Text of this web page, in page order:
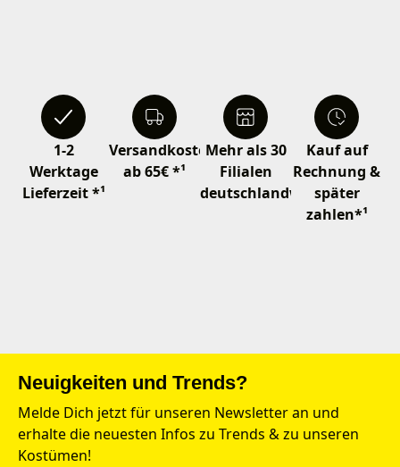
1-2
Werktage
Lieferzeit *¹
Versandkostenfrei
ab 65€ *¹
Mehr als 30
Filialen
deutschlandweit
Kauf auf
Rechnung &
später
zahlen*¹
Neuigkeiten und Trends?
Melde Dich jetzt für unseren Newsletter an und
erhalte die neuesten Infos zu Trends & zu unseren
Kostümen!